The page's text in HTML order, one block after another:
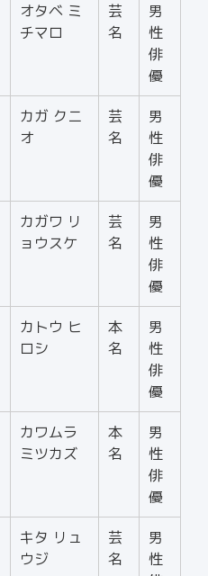
オタベ ミ
チマロ
芸
名
男
性
俳
優
カガ クニ
オ
芸
名
男
性
俳
優
カガワ リ
ョウスケ
芸
名
男
性
俳
優
カトウ ヒ
ロシ
本
名
男
性
俳
優
カワムラ
ミツカズ
本
名
男
性
俳
優
キタ リュ
ウジ
芸
名
男
性